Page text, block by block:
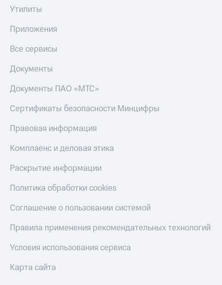
Утилиты
Приложения
Все сервисы
Документы
Документы ПАО «МТС»
Сертификаты безопасности Минцифры
Правовая информация
Комплаенс и деловая этика
Раскрытие информации
Политика обработки cookies
Соглашение о пользовании системой
Правила применения рекомендательных технологий
Условия использования сервиса
Карта сайта